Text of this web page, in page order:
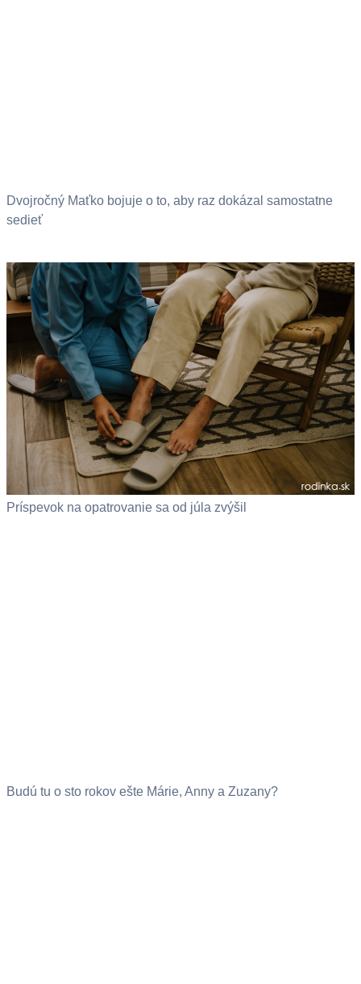
Dvojročný Maťko bojuje o to, aby raz dokázal samostatne
sedieť
Príspevok na opatrovanie sa od júla zvýšil
Budú tu o sto rokov ešte Márie, Anny a Zuzany?